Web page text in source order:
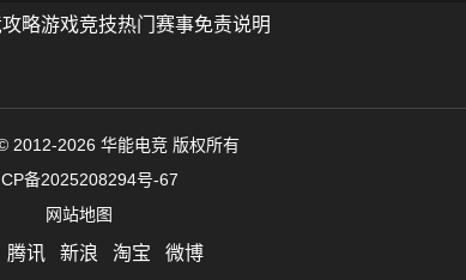
略游戏竞技热门赛事免责说明
2012-2026 华能电竞 版权所有
备2025208294号-67
网站地图
腾讯 新浪 淘宝 微博